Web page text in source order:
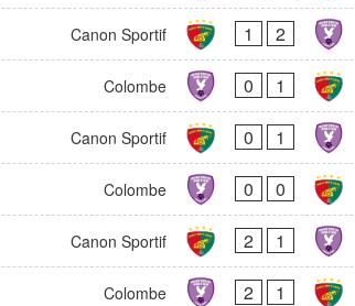
Canon Sportif 1 2
Colombe 0 1
Canon Sportif 0 1
Colombe 0 0
Canon Sportif 2 1
Colombe 2 1